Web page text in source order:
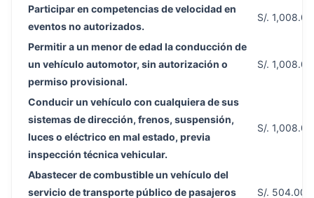
Participar en competencias de velocidad en
eventos no autorizados.
S/. 1,008.00
Permitir a un menor de edad la conducción de
un vehículo automotor, sin autorización o
permiso provisional.
S/. 1,008.00
Conducir un vehículo con cualquiera de sus
sistemas de dirección, frenos, suspensión,
luces o eléctrico en mal estado, previa
inspección técnica vehicular.
S/. 1,008.00
Abastecer de combustible un vehículo del
servicio de transporte público de pasajeros
S/. 504.00